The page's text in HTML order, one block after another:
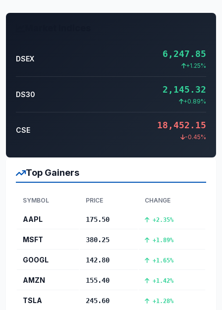
DSEX 6,247.85
+1.25%
DS30 2,145.32
+0.89%
CSE 18,452.15
-0.45%
Top Gainers
SYMBOL PRICE CHANGE
AAPL 175.50 +2.35%
MSFT 380.25 +1.89%
GOOGL 142.80 +1.65%
AMZN 155.40 +1.42%
TSLA 245.60 +1.28%